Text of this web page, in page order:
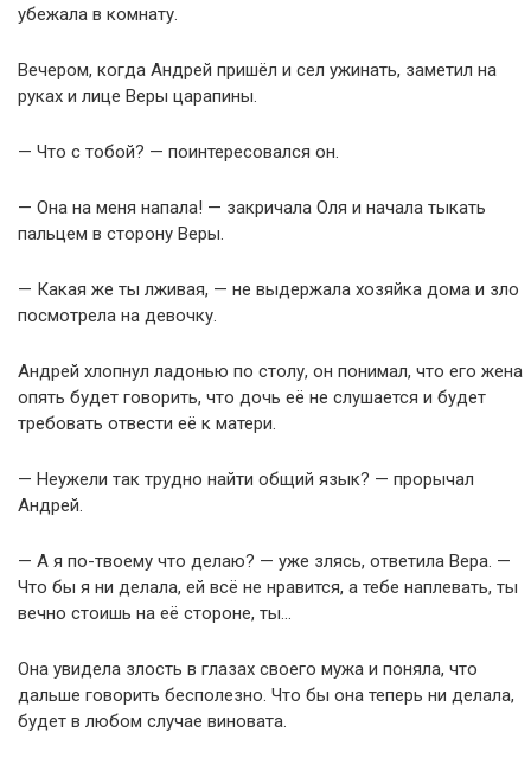
убежала в комнату.
Вечером, когда Андрей пришёл и сел ужинать, заметил на
руках и лице Веры царапины.
— Что с тобой? — поинтересовался он.
— Она на меня напала! — закричала Оля и начала тыкать
пальцем в сторону Веры.
— Какая же ты лживая, — не выдержала хозяйка дома и зло
посмотрела на девочку.
Андрей хлопнул ладонью по столу, он понимал, что его жена
опять будет говорить, что дочь её не слушается и будет
требовать отвести её к матери.
— Неужели так трудно найти общий язык? — прорычал
Андрей.
— А я по-твоему что делаю? — уже злясь, ответила Вера. —
Что бы я ни делала, ей всё не нравится, а тебе наплевать, ты
вечно стоишь на её стороне, ты…
Она увидела злость в глазах своего мужа и поняла, что
дальше говорить бесполезно. Что бы она теперь ни делала,
будет в любом случае виновата.